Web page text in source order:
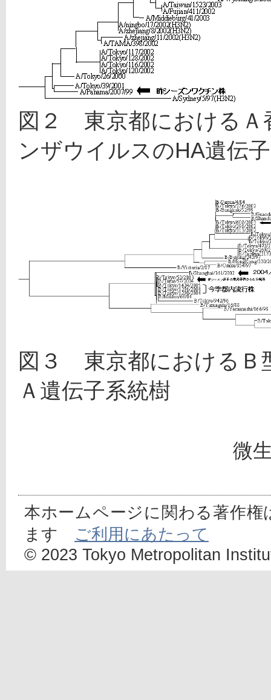
図２　東京都における
ンザウイルスのHA遺伝
図３　東京都における
Ａ遺伝子系統樹
微
本ホームページに関わる著作
ます ご利用にあたって
© 2023 Tokyo Metropolitan